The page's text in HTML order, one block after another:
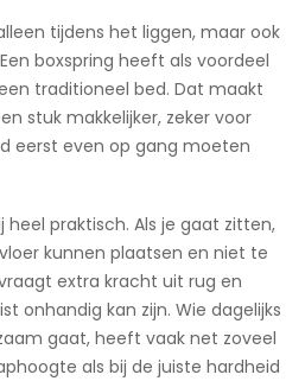
tijdens het liggen, maar ook
boxspring heeft als voordeel
traditioneel bed. Dat maakt
stuk makkelijker, zeker voor
eerst even op gang moeten
heel praktisch. Als je gaat zitten,
kunnen plaatsen en niet te
extra kracht uit rug en
onhandig kan zijn. Wie dagelijks
gaat, heeft vaak net zoveel
als bij de juiste hardheid